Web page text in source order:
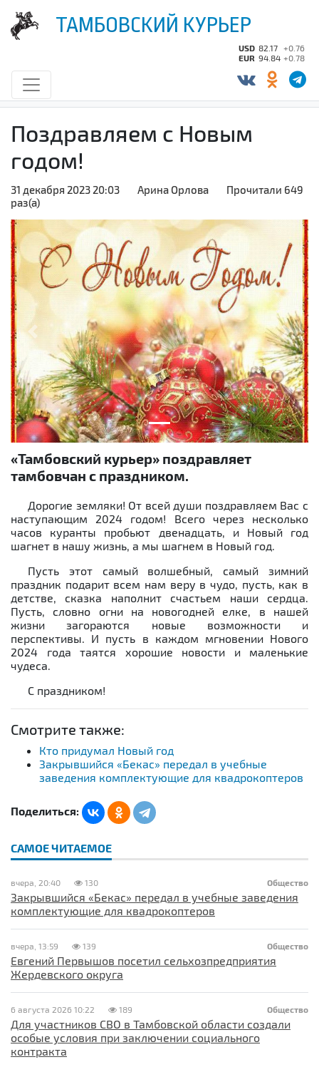
ТАМБОВСКИЙ КУРЬЕР
USD 82.17 +0.76
EUR 94.84 +0.78
Поздравляем с Новым
годом!
31 декабря 2023 20:03 Арина Орлова
Прочитали 649
раз(а)
Previous Next
«Тамбовский курьер» поздравляет
тамбовчан с праздником.
Дорогие земляки! От всей души поздравляем Вас с
наступающим 2024 годом! Всего через несколько
часов куранты пробьют двенадцать, и Новый год
шагнет в нашу жизнь, а мы шагнем в Новый год.
Пусть этот самый волшебный, самый зимний
праздник подарит всем нам веру в чудо, пусть, как в
детстве, сказка наполнит счастьем наши сердца.
Пусть, словно огни на новогодней елке, в нашей
жизни загораются новые возможности и
перспективы. И пусть в каждом мгновении Нового
2024 года таятся хорошие новости и маленькие
чудеса.
С праздником!
Смотрите также:
Кто придумал Новый год
Закрывшийся «Бекас» передал в учебные
заведения комплектующие для квадрокоптеров
Поделиться:
САМОЕ ЧИТАЕМОЕ
Общество
вчера, 20:40 130
Закрывшийся «Бекас» передал в учебные заведения
комплектующие для квадрокоптеров
Общество
вчера, 13:59 139
Евгений Первышов посетил сельхозпредприятия
Жердевского округа
Общество
6 августа 2026 10:22 189
Для участников СВО в Тамбовской области создали
особые условия при заключении социального
контракта